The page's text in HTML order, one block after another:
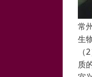
常
生
质